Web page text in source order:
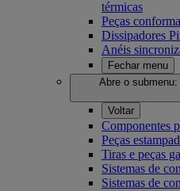
térmicas
Peças
Dissipadores
Anéis
Fechar menu
Abre o submenu:
Voltar
Componentes
Peças
Tiras e peças
Sistemas de
Sistemas de